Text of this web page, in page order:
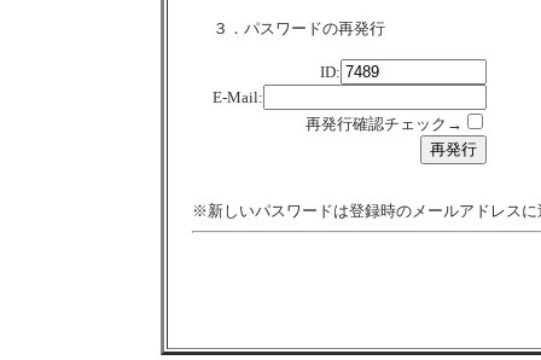
３．パスワードの再発行
ID:
E-Mail:
再発行確認チェック→
※新しいパスワードは登録時のメールアドレスに